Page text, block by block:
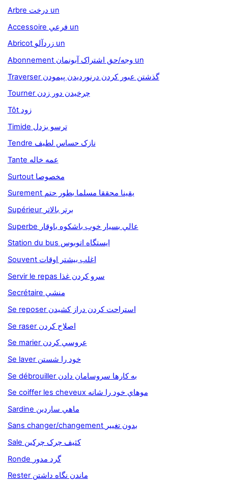
Arbre درخت un
Accessoire فرعي un
Abricot زردآلو un
Abonnement وجه/حق اشتراک آبونمان un
Traverser گذشتن عبور کردن درنورديدن پيمودن
Tourner چرخيدن دور زدن
Tôt زود
Timide ترسو بزدل
Tendre نازک حساس لطيف
Tante عمه خاله
Surtout مخصوصا
Surement يقينا محققا مسلما بطور حتم
Supérieur برتر بالاتر
Superbe عالي بسيار خوب باشکوه باوقار
Station du bus ايستگاه اتوبوس
Souvent اغلب بيشتر اوقات
Servir le repas سرو كردن غذا
Secrétaire منشي
Se reposer استراحت کردن دراز کشيدن
Se raser اصلاح کردن
Se marier عروسي کردن
Se laver خود را شستن
Se débrouiller به کارها سروسامان دادن
Se coiffer les cheveux موهاي خود را شانه
Sardine ماهي ساردين
Sans changer/changement بدون تغيير
Sale کثيف چرک چرکين
Ronde گرد مدور
Rester ماندن نگاه داشتن